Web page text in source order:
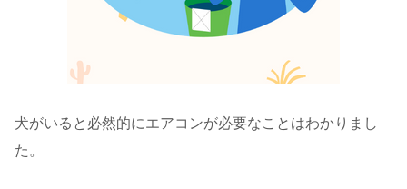
犬がいると必然的にエアコンが必要なことはわかりまし
た。